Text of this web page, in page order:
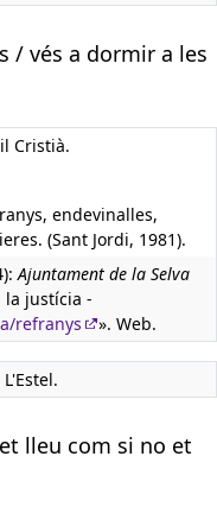
/ vés a dormir a les
Cristià.
endevinalles,
(Sant Jordi, 1981).
Ajuntament de la Selva
la justícia -
refranys
». Web.
lleu com si no et